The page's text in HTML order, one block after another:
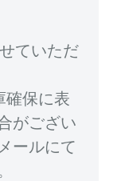
ていただ
確保に表
がござい
ールにて